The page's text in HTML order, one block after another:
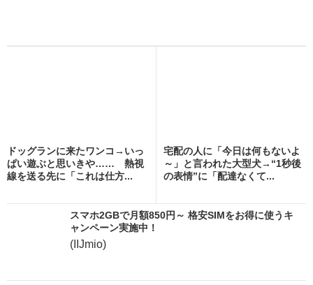
ドッグランに来たワンコ→いっ
ぱい遊ぶと思いきや…… 熱視
線を送る先に「これは仕方...
宅配の人に「今日は何もないよ
～」と言われた大型犬→“1秒後
の表情”に「配達なくて...
スマホ2GBで月額850円～ 格安SIMをお得に使うキ
ャンペーン実施中！
(IIJmio)